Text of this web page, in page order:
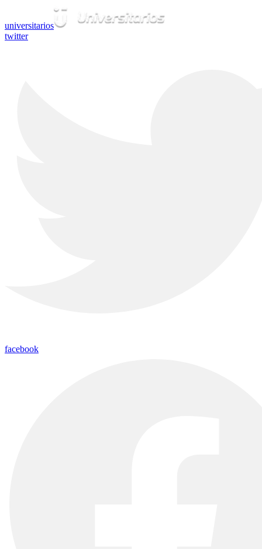
universitarios
twitter
facebook